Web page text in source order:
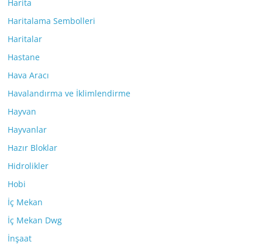
Harita
Haritalama Sembolleri
Haritalar
Hastane
Hava Aracı
Havalandırma ve İklimlendirme
Hayvan
Hayvanlar
Hazır Bloklar
Hidrolikler
Hobi
İç Mekan
İç Mekan Dwg
İnşaat